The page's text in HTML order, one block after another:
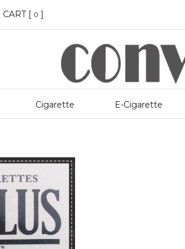
CART [ 0 ]
Cigarette E-Cigarette